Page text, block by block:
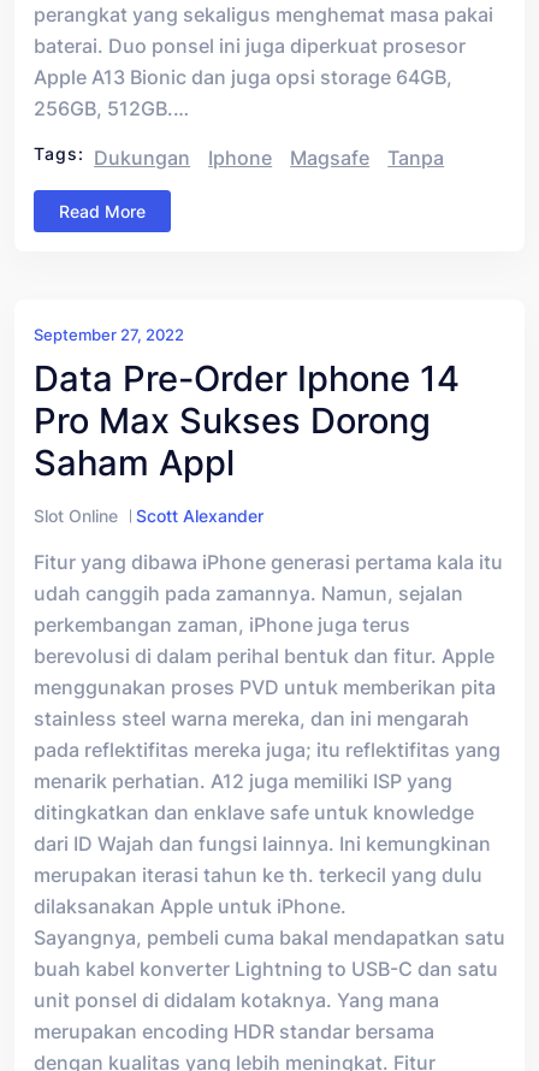
perangkat yang sekaligus menghemat masa pakai
baterai. Duo ponsel ini juga diperkuat prosesor
Apple A13 Bionic dan juga opsi storage 64GB,
256GB, 512GB.…
Tags: Dukungan Iphone Magsafe Tanpa
Read More
September 27, 2022
Data Pre-Order Iphone 14
Pro Max Sukses Dorong
Saham Appl
Slot Online Scott Alexander
Fitur yang dibawa iPhone generasi pertama kala itu
udah canggih pada zamannya. Namun, sejalan
perkembangan zaman, iPhone juga terus
berevolusi di dalam perihal bentuk dan fitur. Apple
menggunakan proses PVD untuk memberikan pita
stainless steel warna mereka, dan ini mengarah
pada reflektifitas mereka juga; itu reflektifitas yang
menarik perhatian. A12 juga memiliki ISP yang
ditingkatkan dan enklave safe untuk knowledge
dari ID Wajah dan fungsi lainnya. Ini kemungkinan
merupakan iterasi tahun ke th. terkecil yang dulu
dilaksanakan Apple untuk iPhone.
Sayangnya, pembeli cuma bakal mendapatkan satu
buah kabel konverter Lightning to USB-C dan satu
unit ponsel di didalam kotaknya. Yang mana
merupakan encoding HDR standar bersama
dengan kualitas yang lebih meningkat. Fitur